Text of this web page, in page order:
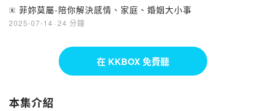
🄴 菲妳莫屬-陪你解決感情、家庭、婚姻大小事
2025-07-14 · 24 分鐘
在 KKBOX 免費聽
本集介紹